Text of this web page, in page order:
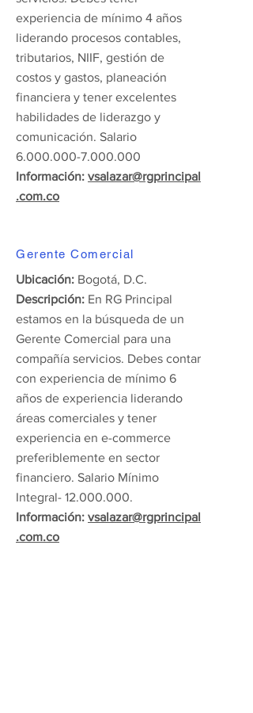
experiencia de mínimo 4 años
liderando procesos contables,
tributarios, NIIF, gestión de
costos y gastos, planeación
financiera y tener excelentes
habilidades de liderazgo y
comunicación. Salario
6.000.000-7.000.000
Información: vsalazar@rgprincipal
.com.co
Gerente Comercial
Ubicación: Bogotá, D.C.
Descripción: En RG Principal
estamos en la búsqueda de un
Gerente Comercial para una
compañía servicios. Debes contar
con experiencia de mínimo 6
años de experiencia liderando
áreas comerciales y tener
experiencia en e-commerce
preferiblemente en sector
financiero. Salario Mínimo
Integral- 12.000.000.
Información: vsalazar@rgprincipal
.com.co